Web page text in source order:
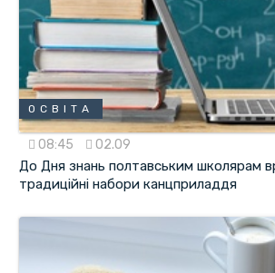
ОСВІТА
08:45 02.09
До Дня знань полтавським школярам
традиційні набори канцприладдя